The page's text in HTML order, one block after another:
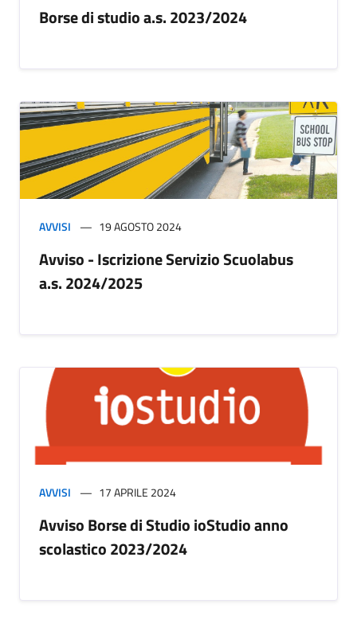
Borse di studio a.s. 2023/2024
AVVISI 19 AGOSTO 2024
Avviso - Iscrizione Servizio Scuolabus
a.s. 2024/2025
AVVISI 17 APRILE 2024
Avviso Borse di Studio ioStudio anno
scolastico 2023/2024